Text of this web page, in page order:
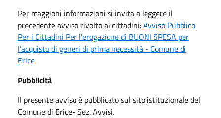
Per maggioni informazioni si invita a leggere il
precedente avviso rivolto ai cittadini:Avviso Pubblico
Per i Cittadini Per l'erogazione di BUONI SPESA per
l'acquisto di generi di prima necessità - Comune di
Erice
Pubblicità
Il presente avviso è pubblicato sul sito istituzionale del
Comune di Erice- Sez. Avvisi.